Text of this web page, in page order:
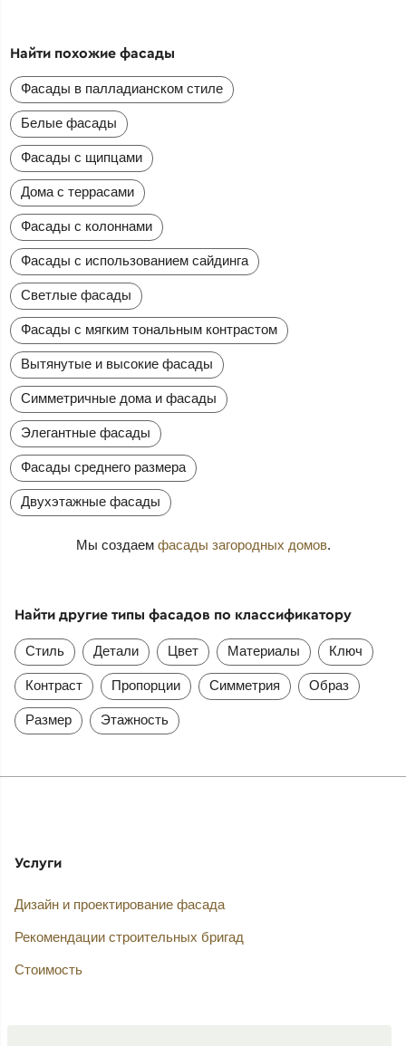
Найти похожие фасады
Фасады в палладианском стиле
Белые фасады
Фасады с щипцами
Дома с террасами
Фасады с колоннами
Фасады с использованием сайдинга
Светлые фасады
Фасады с мягким тональным контрастом
Вытянутые и высокие фасады
Симметричные дома и фасады
Элегантные фасады
Фасады среднего размера
Двухэтажные фасады
Мы создаем фасады загородных домов.
Найти другие типы фасадов по классификатору
Стиль Детали Цвет Материалы Ключ
Контраст Пропорции Симметрия Образ
Размер Этажность
Услуги
Дизайн и проектирование фасада
Рекомендации строительных бригад
Стоимость